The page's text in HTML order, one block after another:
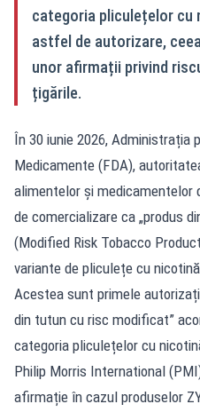
categoria pliculețelor cu
astfel de autorizare,
unor afirmații privind
țigările.
În 30 iunie 2026, Administrația
Medicamente (FDA),
alimentelor și medicamentelor
de comercializare ca „produs
(Modified Risk Tobacco
variante de pliculețe cu
Acestea sunt primele
din tutun cu risc modificat”
categoria pliculețelor cu
Philip Morris International
afirmație în cazul produselor